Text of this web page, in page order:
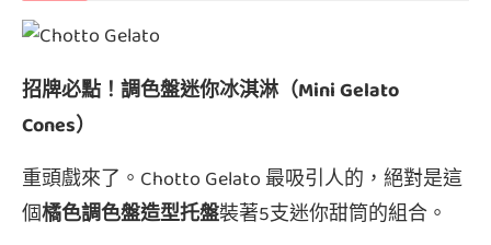
招牌必點！調色盤迷你冰淇淋（Mini Gelato
Cones）
重頭戲來了。Chotto Gelato 最吸引人的，絕對是這
個橘色調色盤造型托盤裝著5支迷你甜筒的組合。